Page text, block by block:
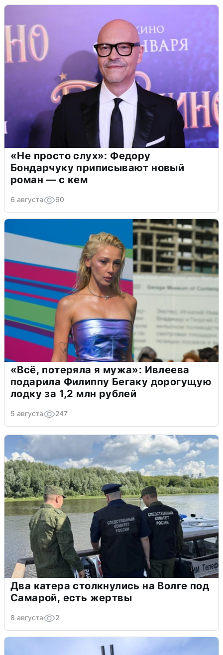
«Не просто слух»: Федору
Бондарчуку приписывают новый
роман — с кем
6 августа 60
«Всё, потеряла я мужа»: Ивлеева
подарила Филиппу Бегаку дорогущую
лодку за 1,2 млн рублей
5 августа 247
Два катера столкнулись на Волге под
Самарой, есть жертвы
8 августа 2